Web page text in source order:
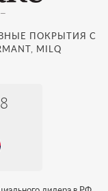
ПОКРЫТИЯ С
MILQ